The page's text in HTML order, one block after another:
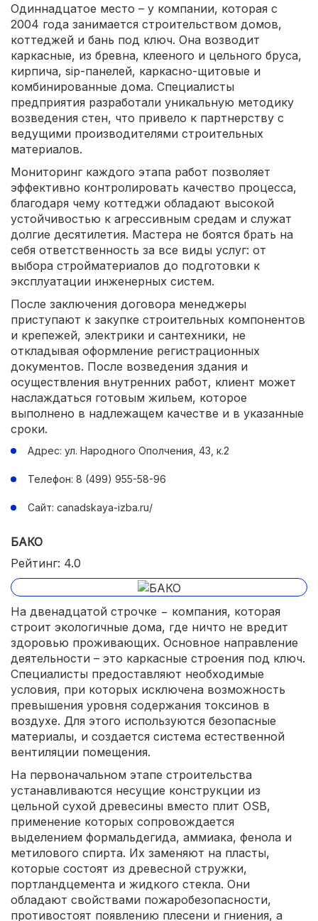
Одиннадцатое место – у компании, которая с
2004 года занимается строительством домов,
коттеджей и бань под ключ. Она возводит
каркасные, из бревна, клееного и цельного бруса,
кирпича, sip-панелей, каркасно-щитовые и
комбинированные дома. Специалисты
предприятия разработали уникальную методику
возведения стен, что привело к партнерству с
ведущими производителями строительных
материалов.
Мониторинг каждого этапа работ позволяет
эффективно контролировать качество процесса,
благодаря чему коттеджи обладают высокой
устойчивостью к агрессивным средам и служат
долгие десятилетия. Мастера не боятся брать на
себя ответственность за все виды услуг: от
выбора стройматериалов до подготовки к
эксплуатации инженерных систем.
После заключения договора менеджеры
приступают к закупке строительных компонентов
и крепежей, электрики и сантехники, не
откладывая оформление регистрационных
документов. После возведения здания и
осуществления внутренних работ, клиент может
наслаждаться готовым жильем, которое
выполнено в надлежащем качестве и в указанные
сроки.
Адрес: ул. Народного Ополчения, 43, к.2
Телефон: 8 (499) 955-58-96
Сайт: canadskaya-izba.ru/
БАКО
Рейтинг: 4.0
На двенадцатой строчке − компания, которая
строит экологичные дома, где ничто не вредит
здоровью проживающих. Основное направление
деятельности – это каркасные строения под ключ.
Специалисты предоставляют необходимые
условия, при которых исключена возможность
превышения уровня содержания токсинов в
воздухе. Для этого используются безопасные
материалы, и создается система естественной
вентиляции помещения.
На первоначальном этапе строительства
устанавливаются несущие конструкции из
цельной сухой древесины вместо плит OSB,
применение которых сопровождается
выделением формальдегида, аммиака, фенола и
метилового спирта. Их заменяют на пласты,
которые состоят из древесной стружки,
портландцемента и жидкого стекла. Они
обладают свойствами пожаробезопасности,
противостоят появлению плесени и гниения, а